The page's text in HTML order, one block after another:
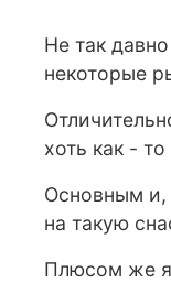
Не так
некоторые
хоть как -
Основным и,
на такую
Плюсом же